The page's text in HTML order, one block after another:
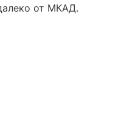
от МКАД.